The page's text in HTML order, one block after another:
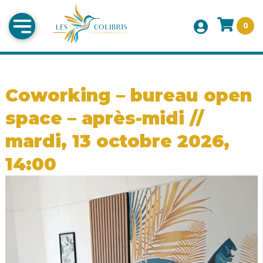
0
Coworking – bureau open
space – après-midi //
mardi, 13 octobre 2026,
14:00